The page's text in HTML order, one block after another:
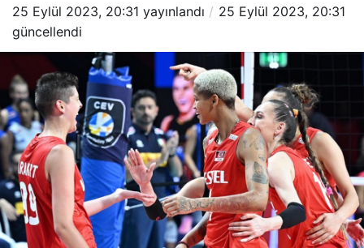
25 Eylül 2023, 20:31 yayınlandı
25 Eylül 2023, 20:31
güncellendi